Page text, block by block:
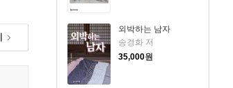
외박하는 남자
송경화 저
35,000원